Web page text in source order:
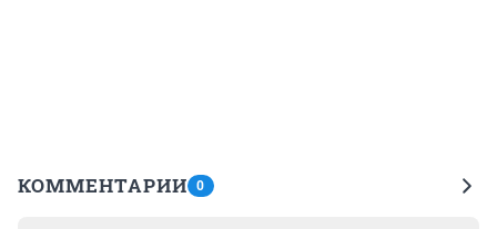
КОММЕНТАРИИ 0